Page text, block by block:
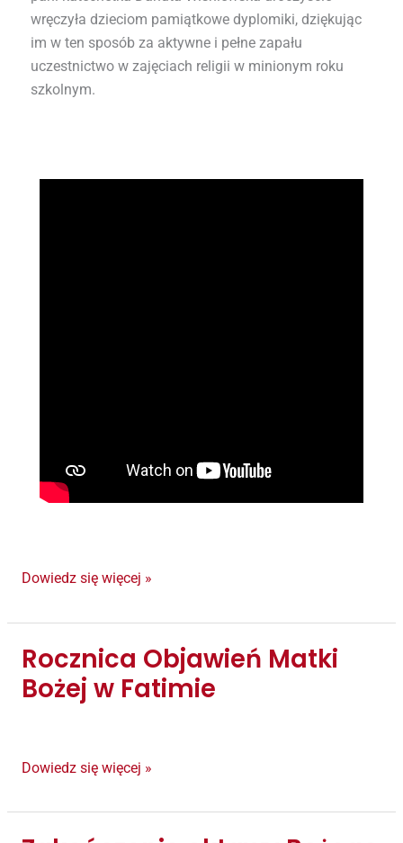
wręczyła dzieciom pamiątkowe dyplomiki, dziękując
im w ten sposób za aktywne i pełne zapału
uczestnictwo w zajęciach religii w minionym roku
szkolnym.
Dowiedz się więcej »
Rocznica Objawień Matki
Bożej w Fatimie
Rocznica
Objawień
Matki
Fatimie
Dowiedz się więcej »